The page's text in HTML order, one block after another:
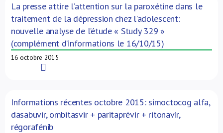
La presse attire l’attention sur la paroxétine dans le
traitement de la dépression chez l’adolescent:
nouvelle analyse de l’étude « Study 329 »
(complément d’informations le 16/10/15)
16 octobre 2015
Informations récentes octobre 2015: simoctocog alfa,
dasabuvir, ombitasvir + paritaprévir + ritonavir,
régorafénib